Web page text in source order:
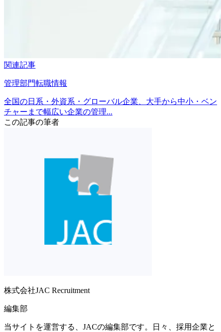
関連記事
管理部門転職情報
全国の日系・外資系・グローバル企業、大手から中小・ベン
チャーまで幅広い企業の管理...
この記事の筆者
株式会社JAC Recruitment
編集部
当サイトを運営する、JACの編集部です。日々、採用企業と